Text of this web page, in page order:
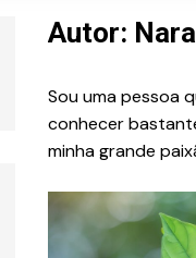
Autor:
Sou uma pessoa
conhecer
minha grande